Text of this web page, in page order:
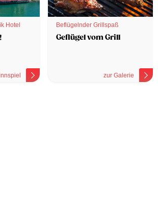
Hotel Beflügelnder Grillspaß
Geflügel vom Grill
zur Galerie